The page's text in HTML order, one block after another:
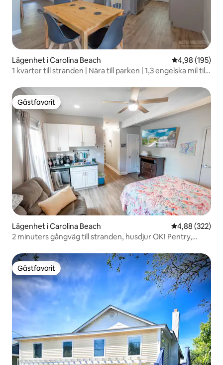
Lägenhet i Carolina Beach 4,98 av 5 i
4,98 (195)
1 kvarter till stranden | Nära till parken | 1,3 engelska mil till
Gästfavorit
Gästfavorit
Lägenhet i Carolina Beach 4,88 av 5 i
4,88 (322)
2 minuters gångväg till stranden, husdjur OK! Pentry,
Gästfavorit
Gästfavorit